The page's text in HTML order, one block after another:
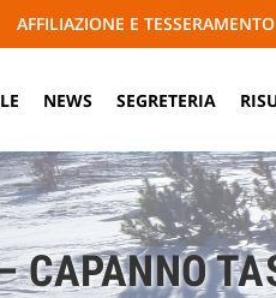
AFFILIAZIONE E TESSERAMENTO
NEWS SEGRETERIA
CAPANNO